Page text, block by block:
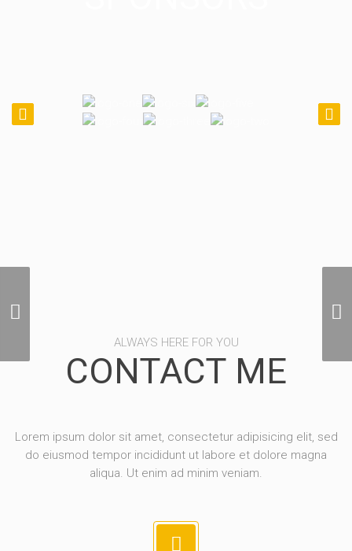
ALWAYS HERE FOR YOU
CONTACT ME
Lorem ipsum dolor sit amet, consectetur adipisicing elit, sed
do eiusmod tempor incididunt ut labore et dolore magna
aliqua. Ut enim ad minim veniam.